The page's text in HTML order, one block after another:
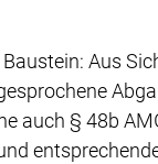
Aus
auch § 48b